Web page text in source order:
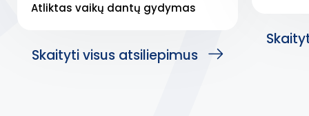
Atliktas vaikų dantų gydymas
Skaityti visus atsiliepimus